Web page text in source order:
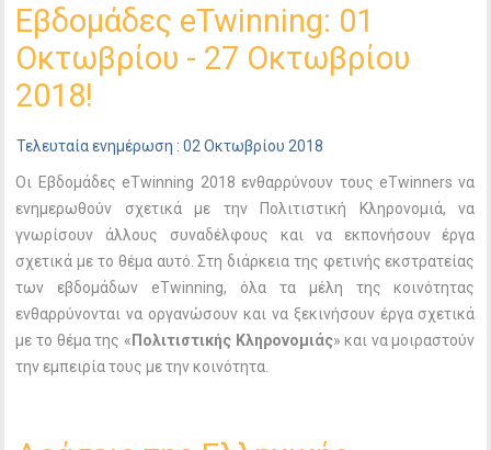
Εβδομάδες eTwinning: 01
Οκτωβρίου - 27 Οκτωβρίου
2018!
Τελευταία ενημέρωση : 02 Οκτωβρίου 2018
Οι Εβδομάδες eTwinning 2018 ενθαρρύνουν τους eTwinners να
ενημερωθούν σχετικά με την Πολιτιστική Κληρονομιά, να
γνωρίσουν άλλους συναδέλφους και να εκπονήσουν έργα
σχετικά με το θέμα αυτό. Στη διάρκεια της φετινής εκστρατείας
των εβδομάδων eTwinning, όλα τα μέλη της κοινότητας
ενθαρρύνονται να οργανώσουν και να ξεκινήσουν έργα σχετικά
με το θέμα της « Πολιτιστικής Κληρονομιάς» και να μοιραστούν
την εμπειρία τους με την κοινότητα.